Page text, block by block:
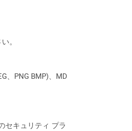
。
、PNG BMP)、MD
セキュリティ プラ